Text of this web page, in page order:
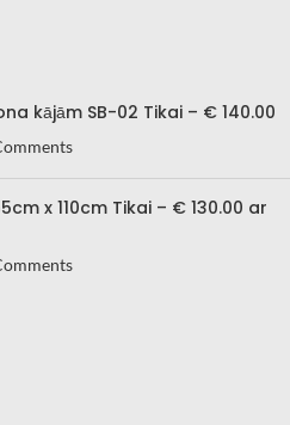
kājām SB-02 Tikai – € 140.00
x 110cm Tikai – € 130.00 ar